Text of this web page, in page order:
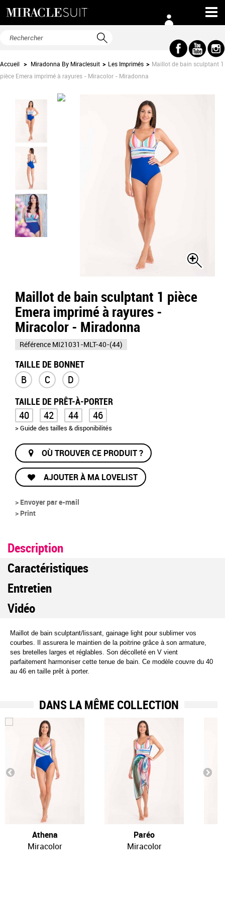
Accueil > Miradonna By Miraclesuit > Les Imprimés > Maillot de bain sculptant 1
pièce Emera imprimé à rayures - Miracolor - Miradonna
Maillot de bain sculptant 1 pièce
Emera imprimé à rayures -
Miracolor - Miradonna
Référence MI21031-MLT-40-(44)
TAILLE DE BONNET
B C D
TAILLE DE PRÊT-À-PORTER
40 42 44 46
> Guide des tailles & disponibilités
OÙ TROUVER CE PRODUIT ?
AJOUTER À MA LOVELIST
> Envoyer par e-mail
> Print
Description
Caractéristiques
Entretien
Vidéo
Maillot de bain sculptant/lissant, gainage light pour sublimer vos
courbes. Il assurera le maintien de la poitrine grâce à son armature,
ses bretelles larges et réglables. Son décolleté en V vient
parfaitement harmoniser cette tenue de bain. Ce modèle couvre du 40
au 46 en taille prêt à porter.
DANS LA MÊME COLLECTION
Athena
Miracolor
Paréo
Miracolor